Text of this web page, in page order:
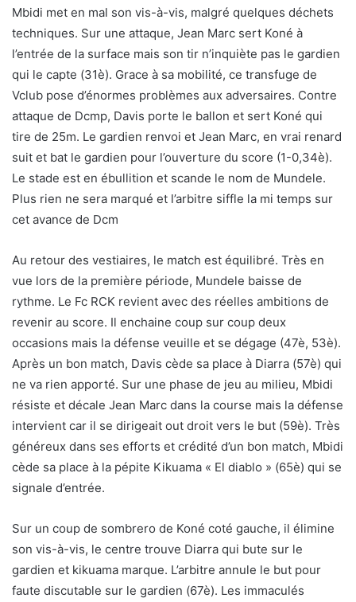
Mbidi met en mal son vis-à-vis, malgré quelques déchets
techniques. Sur une attaque, Jean Marc sert Koné à
l’entrée de la surface mais son tir n’inquiète pas le gardien
qui le capte (31è). Grace à sa mobilité, ce transfuge de
Vclub pose d’énormes problèmes aux adversaires. Contre
attaque de Dcmp, Davis porte le ballon et sert Koné qui
tire de 25m. Le gardien renvoi et Jean Marc, en vrai renard
suit et bat le gardien pour l’ouverture du score (1-0,34è).
Le stade est en ébullition et scande le nom de Mundele.
Plus rien ne sera marqué et l’arbitre siffle la mi temps sur
cet avance de Dcm
Au retour des vestiaires, le match est équilibré. Très en
vue lors de la première période, Mundele baisse de
rythme. Le Fc RCK revient avec des réelles ambitions de
revenir au score. Il enchaine coup sur coup deux
occasions mais la défense veuille et se dégage (47è, 53è).
Après un bon match, Davis cède sa place à Diarra (57è) qui
ne va rien apporté. Sur une phase de jeu au milieu, Mbidi
résiste et décale Jean Marc dans la course mais la défense
intervient car il se dirigeait out droit vers le but (59è). Très
généreux dans ses efforts et crédité d’un bon match, Mbidi
cède sa place à la pépite Kikuama « El diablo » (65è) qui se
signale d’entrée.
Sur un coup de sombrero de Koné coté gauche, il élimine
son vis-à-vis, le centre trouve Diarra qui bute sur le
gardien et kikuama marque. L’arbitre annule le but pour
faute discutable sur le gardien (67è). Les immaculés